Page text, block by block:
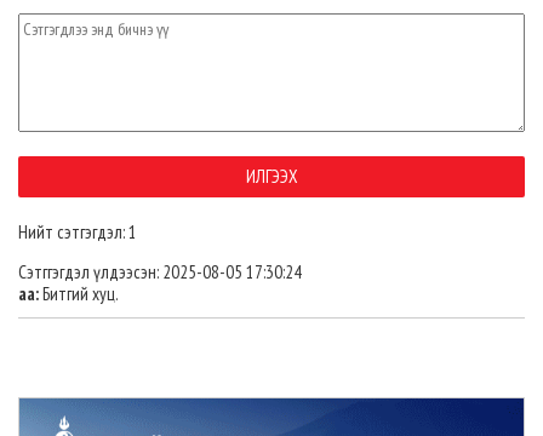
Нийт сэтгэгдэл: 1
Сэтггэгдэл үлдээсэн: 2025-08-05 17:30:24
аа:Битгий хуц.